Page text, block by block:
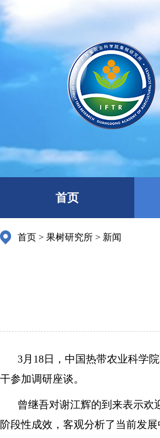
首页
首页 > 果树研究所 > 新闻
3月18日，中国热带农业科学院
干参加调研座谈。
曾继吾对谢江辉的到来表示欢
阶段性成效，客观分析了当前发